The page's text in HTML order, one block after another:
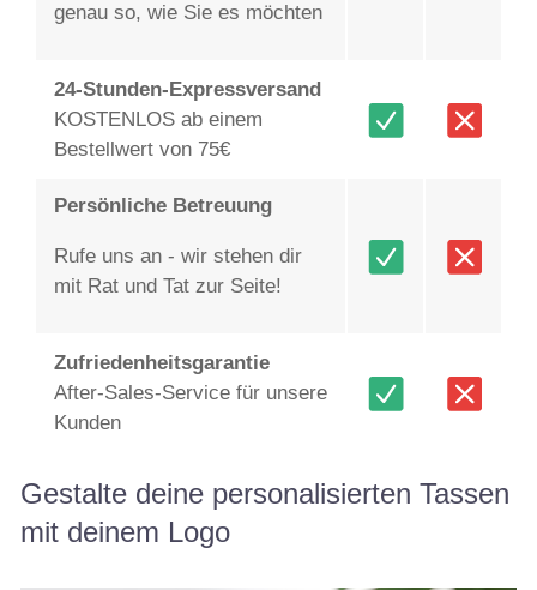
genau so, wie Sie es möchten
24-Stunden-Expressversand
KOSTENLOS ab einem
Bestellwert von 75€
Persönliche Betreuung
Rufe uns an - wir stehen dir
mit Rat und Tat zur Seite!
Zufriedenheitsgarantie
After-Sales-Service für unsere
Kunden
Gestalte deine personalisierten Tassen
mit deinem Logo